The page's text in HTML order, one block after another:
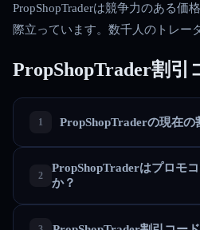
PropShopTraderは競争力のある価
際立っています。数千人のトレー
PropShopTrader割引
PropShopTraderの現在の
PropShopTraderはプロモ
か？